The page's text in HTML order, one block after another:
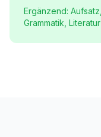
Ergänzend: Aufsatz,
Grammatik, Literatur